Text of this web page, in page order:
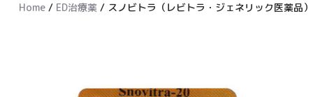
スHome / ED治療薬 / スノビトラ（レビトラ・ジェネリック医薬品